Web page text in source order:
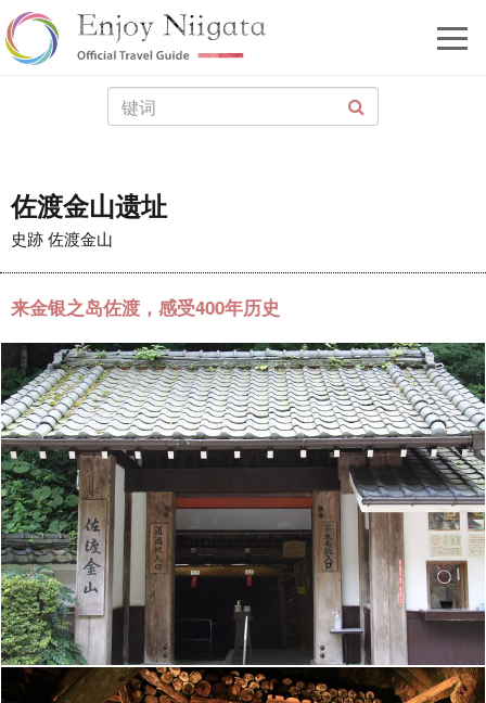
佐渡金山遗址
史跡 佐渡金山
来金银之岛佐渡，感受400年历史